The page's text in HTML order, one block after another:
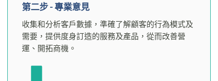
第二步 - 專業意見
收集和分析客戶數據，準確了解顧客的行為模式及
需要，提供度身訂造的服務及產品，從而改善營
運、開拓商機。